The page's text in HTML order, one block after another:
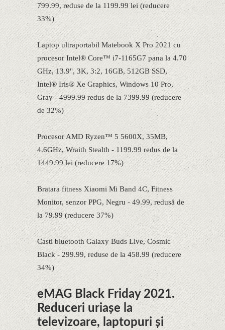
799.99, reduse de la 1199.99 lei (reducere
33%)
Laptop ultraportabil Matebook X Pro 2021 cu
procesor Intel® Core™ i7-1165G7 pana la 4.70
GHz, 13.9", 3K, 3:2, 16GB, 512GB SSD,
Intel® Iris® Xe Graphics, Windows 10 Pro,
Gray - 4999.99 redus de la 7399.99 (reducere
de 32%)
Procesor AMD Ryzen™ 5 5600X, 35MB,
4.6GHz, Wraith Stealth - 1199.99 redus de la
1449.99 lei (reducere 17%)
Bratara fitness Xiaomi Mi Band 4C, Fitness
Monitor, senzor PPG, Negru - 49.99, redusă de
la 79.99 (reducere 37%)
Casti bluetooth Galaxy Buds Live, Cosmic
Black - 299.99, reduse de la 458.99 (reducere
34%)
eMAG Black Friday 2021.
Reduceri uriașe la
televizoare, laptopuri și